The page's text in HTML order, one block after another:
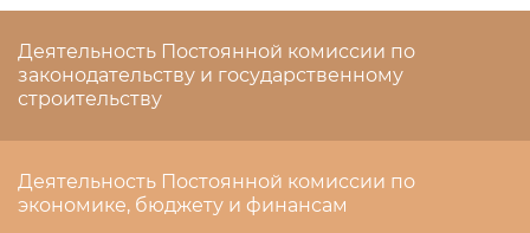
Деятельность Постоянной комиссии по
законодательству и государственному
строительству
Деятельность Постоянной комиссии по
экономике, бюджету и финансам